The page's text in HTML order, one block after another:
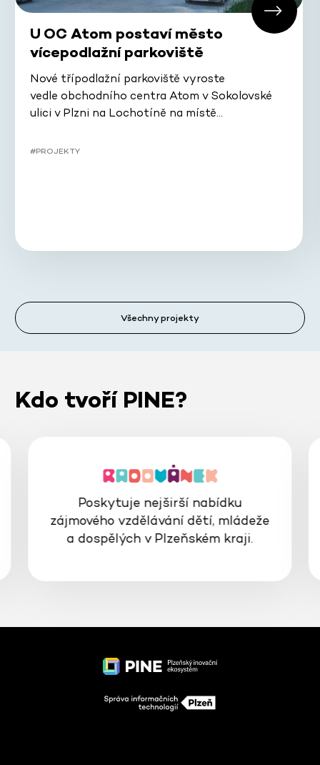
U OC Atom postaví město
vícepodlažní parkoviště
Nové třípodlažní parkoviště vyroste
vedle obchodního centra Atom v Sokolovské
ulici v Plzni na Lochotíně na místě…
#PROJEKTY
Všechny projekty
Kdo tvoří PINE?
Poskytuje nejširší nabídku
zájmového vzdělávání dětí, mládeže
a dospělých v Plzeňském kraji.